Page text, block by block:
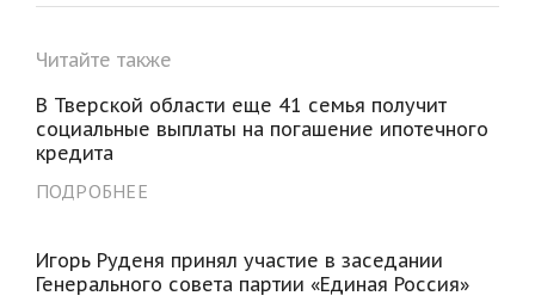
Читайте также
В Тверской области еще 41 семья получит
социальные выплаты на погашение ипотечного
кредита
ПОДРОБНЕЕ
Игорь Руденя принял участие в заседании
Генерального совета партии «Единая Россия»